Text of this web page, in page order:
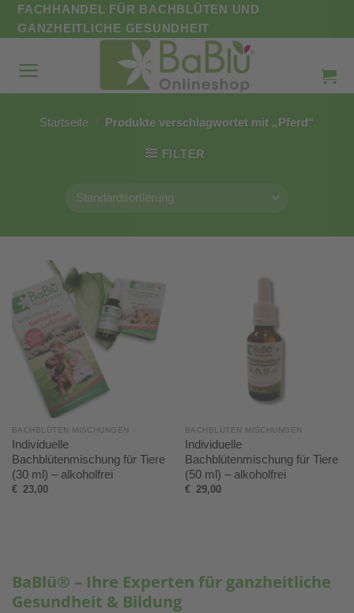
Zum
Inhalt
FACHHANDEL FÜR BACHBLÜTEN UND
GANZHEITLICHE GESUNDHEIT
Startseite Produkte verschlagwortet mit „Pferd“
FILTER
BACHBLÜTEN MISCHUNGEN
Individuelle
Bachblütenmischung für Tiere
(30 ml) – alkoholfrei
€ 23,00
BACHBLÜTEN MISCHUNGEN
Individuelle
Bachblütenmischung für Tiere
(50 ml) – alkoholfrei
€ 29,00
BaBlü® – Ihre Experten für ganzheitliche
Gesundheit & Bildung